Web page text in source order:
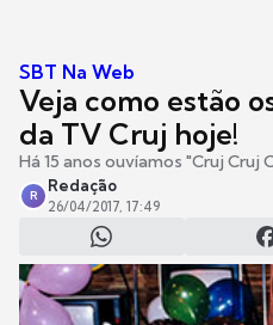
SBT Na Web
Veja como estão
da TV Cruj hoje!
Há 15 anos ouvíamos "Cruj Cruj
R
Redação
26/04/2017, 17:49